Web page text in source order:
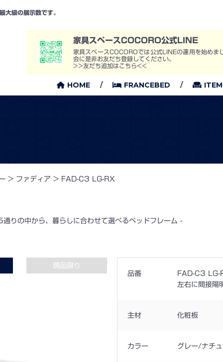
大級の展示数です。
家具スペースCOCORO公式LINE
家具スペースCOCOROでは公式LINEの運用を始めま
会に是非お友だち登録してください。
>>友だち追加はこちら<<
HOME FRANCEBED ITEM
> ファディア > FAD-C3 LG-RX
りの中から、暮らしに合わせて選べるベッドフレーム
現品限り
品番
FAD-C3 LG-
左右に間接陽
主材 化粧板
カラー グレー/ナチ